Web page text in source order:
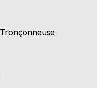
Tronçonneuse